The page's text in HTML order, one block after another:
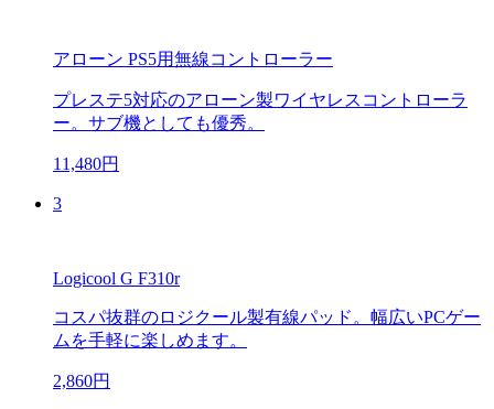
アローン PS5用無線コントローラー
プレステ5対応のアローン製ワイヤレスコントローラ
ー。サブ機としても優秀。
11,480円
3
Logicool G F310r
コスパ抜群のロジクール製有線パッド。幅広いPCゲー
ムを手軽に楽しめます。
2,860円